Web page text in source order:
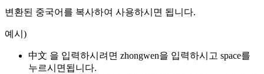
변환된 중국어를 복사하여 사용하시면 됩니다.
예시)
中文 을 입력하시려면 zhongwen을 입력하시고 space를
누르시면됩니다.